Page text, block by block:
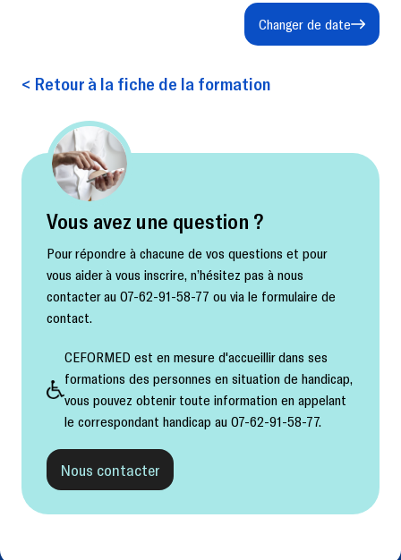
Changer de date
< Retour à la fiche de la formation
Vous avez une question ?
Pour répondre à chacune de vos questions et pour
vous aider à vous inscrire, n’hésitez pas à nous
contacter au 07-62-91-58-77 ou via le formulaire de
contact.
CEFORMED est en mesure d'accueillir dans ses
formations des personnes en situation de handicap,
vous pouvez obtenir toute information en appelant
le correspondant handicap au 07-62-91-58-77.
Nous contacter